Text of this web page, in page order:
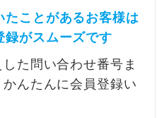
ことがあるお客様は
録がスムーズです
た問い合わせ番号ま
んたんに会員登録い